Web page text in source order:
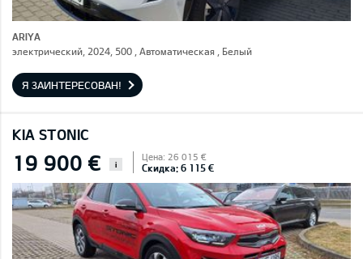
ARIYA
электрический, 2024, 500 , Автоматическая , Белый
Я ЗАИНТЕРЕСОВАН!
KIA STONIC
19 900 € i
Цена: 26 015 €
Скидка: 6 115 €